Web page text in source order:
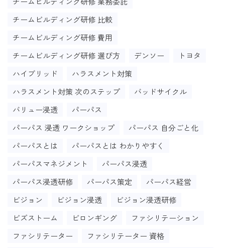
チームビルディング研修 比較
チームビルディング研修 費用
チームビルディング研修 選び方
デンソー
トヨタ
ハイブリッド
ハラスメント対策
ハラスメント対策 次のステップ
バッドサイクル
バリュー浸透
パーパス
パーパス 浸透 ワークショップ
パーパス 自分ごと化
パーパスとは
パーパスとは わかりやすく
パーパスマネジメント
パーパス浸透
パーパス浸透研修
パーパス策定
パーパス経営
ビジョン
ビジョン浸透
ビジョン浸透研修
ビズストーム
ビロンギング
ファシリテーション
ファシリテーター
ファシリテーター 資格